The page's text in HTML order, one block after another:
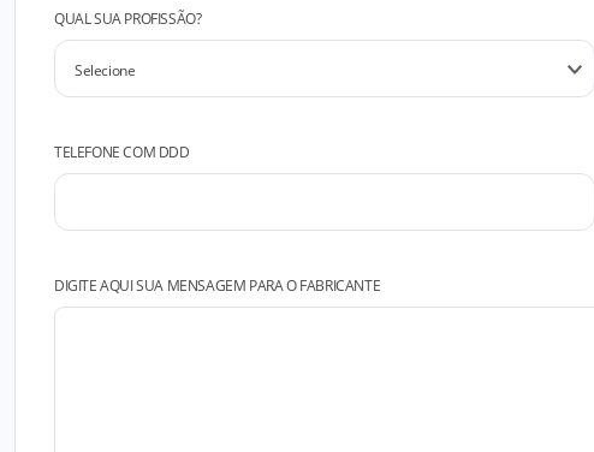
QUAL SUA PROFISSÃO?
TELEFONE COM DDD
DIGITE AQUI SUA MENSAGEM PARA O FABRICANTE